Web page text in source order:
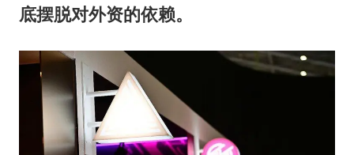
底摆脱对外资的依赖。